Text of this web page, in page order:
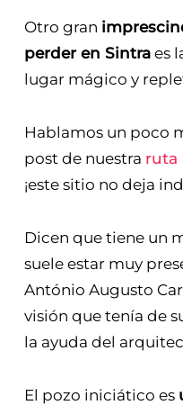
Otro gran
perder en Sintraes
lugar mágico y
Hablamos un poco
post de nuestra ruta
¡este sitio no deja
Dicen que tiene un
suele estar muy
António Augusto
visión que tenía de
la ayuda del
El pozo iniciático es